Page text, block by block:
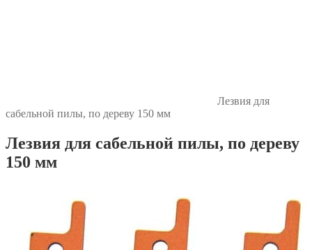
Лезвия для
сабельной пилы, по дереву 150 мм
Лезвия для сабельной пилы, по дереву
150 мм